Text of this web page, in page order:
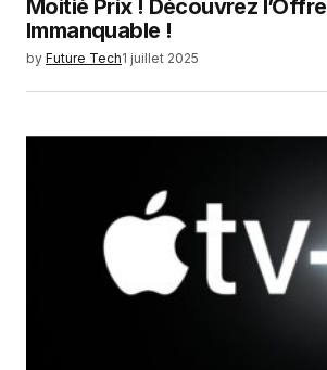
Moitié Prix ! Découvrez l’Offre
Immanquable !
by Future Tech1 juillet 2025